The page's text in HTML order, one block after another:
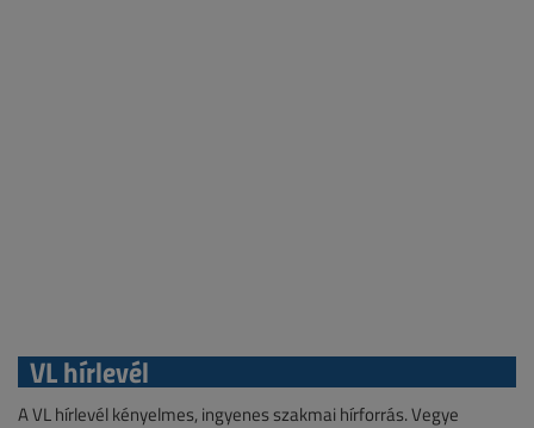
VL hírlevél
A VL hírlevél kényelmes, ingyenes szakmai hírforrás. Vegye